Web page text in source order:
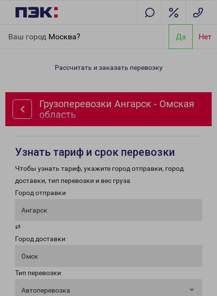
Ваш город Москва? Да Нет
область
Рассчитать и заказать перевозку
Грузоперевозки Ангарск - Омская
область
Узнать тариф и срок перевозки
Чтобы узнать тариф, укажите город отправки, город
доставки, тип перевозки и вес груза.
Город отправки
Ангарск
⇄
Город доставки
Омск
Тип перевозки
Автоперевозка